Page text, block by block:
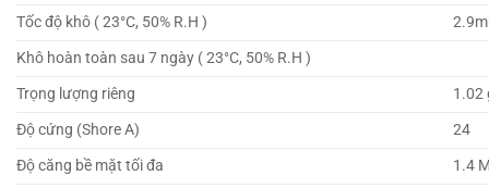
Tốc độ khô ( 23°C, 50% R.H )
Khô hoàn toàn sau 7 ngày ( 23°C, 50% R.H )
Trọng lượng riêng
1.02
Độ cứng (Shore A)
24
Độ căng bề mặt tối đa
1.4